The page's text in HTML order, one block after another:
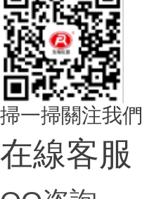
掃一掃關注我們
在線客服